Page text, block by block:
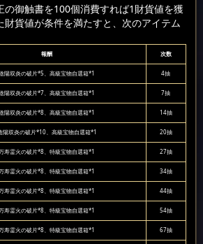
の御触書を100個消費すれば1財貨値を獲
財貨値が条件を満たすと、次のアイテム
報酬 次数
陽双炎の破片*5、高級宝物自選箱*1 4抽
陽双炎の破片*7、高級宝物自選箱*1 7抽
陽双炎の破片*8、高級宝物自選箱*1 14抽
陽双炎の破片*10、高級宝物自選箱*1 20抽
寿霊火の破片*8、特級宝物自選箱*1 27抽
寿霊火の破片*8、特級宝物自選箱*1 34抽
寿霊火の破片*8、特級宝物自選箱*1 44抽
寿霊火の破片*8、特級宝物自選箱*1 54抽
寿霊火の破片*8、特級宝物自選箱*1 67抽